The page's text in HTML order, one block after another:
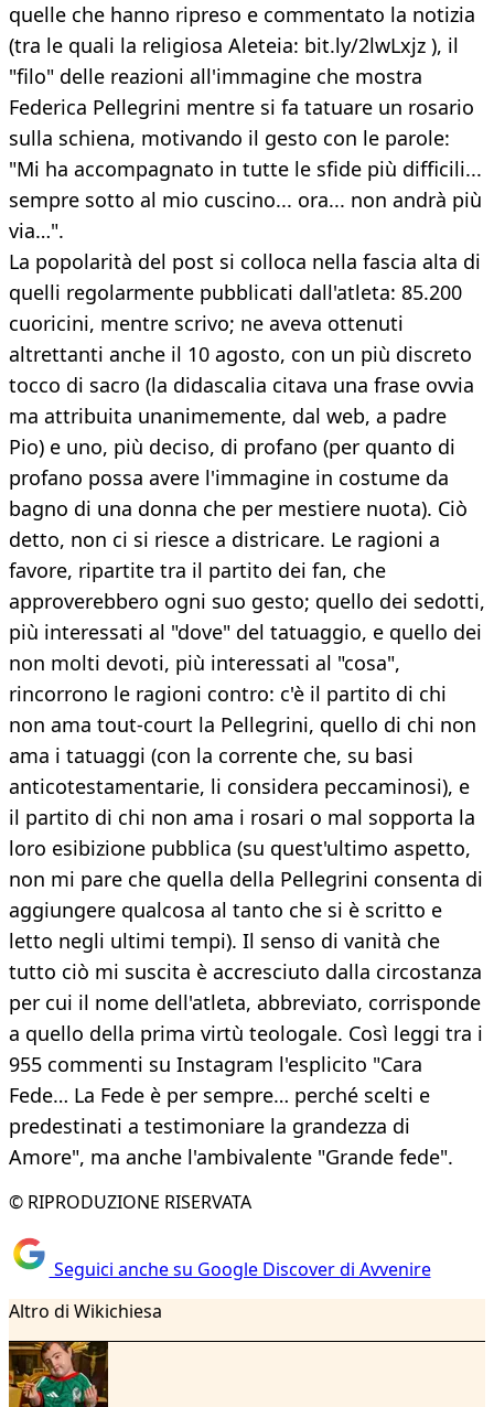
quelle che hanno ripreso e commentato la notizia
(tra le quali la religiosa Aleteia: bit.ly/2lwLxjz ), il
"filo" delle reazioni all'immagine che mostra
Federica Pellegrini mentre si fa tatuare un rosario
sulla schiena, motivando il gesto con le parole:
"Mi ha accompagnato in tutte le sfide più difficili...
sempre sotto al mio cuscino... ora... non andrà più
via…".
La popolarità del post si colloca nella fascia alta di
quelli regolarmente pubblicati dall'atleta: 85.200
cuoricini, mentre scrivo; ne aveva ottenuti
altrettanti anche il 10 agosto, con un più discreto
tocco di sacro (la didascalia citava una frase ovvia
ma attribuita unanimemente, dal web, a padre
Pio) e uno, più deciso, di profano (per quanto di
profano possa avere l'immagine in costume da
bagno di una donna che per mestiere nuota). Ciò
detto, non ci si riesce a districare. Le ragioni a
favore, ripartite tra il partito dei fan, che
approverebbero ogni suo gesto; quello dei sedotti,
più interessati al "dove" del tatuaggio, e quello dei
non molti devoti, più interessati al "cosa",
rincorrono le ragioni contro: c'è il partito di chi
non ama tout-court la Pellegrini, quello di chi non
ama i tatuaggi (con la corrente che, su basi
anticotestamentarie, li considera peccaminosi), e
il partito di chi non ama i rosari o mal sopporta la
loro esibizione pubblica (su quest'ultimo aspetto,
non mi pare che quella della Pellegrini consenta di
aggiungere qualcosa al tanto che si è scritto e
letto negli ultimi tempi). Il senso di vanità che
tutto ciò mi suscita è accresciuto dalla circostanza
per cui il nome dell'atleta, abbreviato, corrisponde
a quello della prima virtù teologale. Così leggi tra i
955 commenti su Instagram l'esplicito "Cara
Fede… La Fede è per sempre… perché scelti e
predestinati a testimoniare la grandezza di
Amore", ma anche l'ambivalente "Grande fede".
© RIPRODUZIONE RISERVATA
Seguici anche su Google Discover di Avvenire
Altro di Wikichiesa